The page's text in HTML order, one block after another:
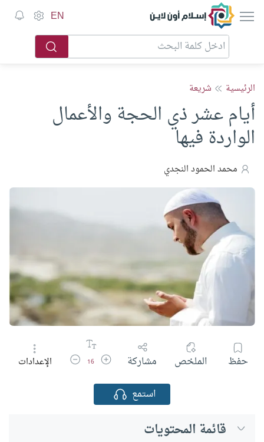
إسلام أون لاين EN
الرئيسية شريعة
أيام عشر ذي الحجة والأعمال
الواردة فيها
محمد الحمود النجدي
حفظ الملخص مشاركة زيادة حجم الخط
16 تقليل حجم الخط
الإعدادات
استمع
قائمة المحتويات